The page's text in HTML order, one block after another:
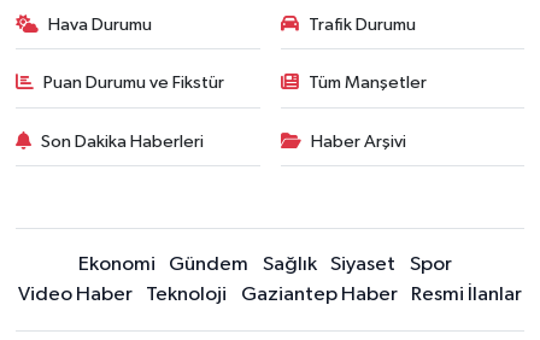
Hava Durumu Trafik Durumu
Puan Durumu ve Fikstür Tüm Manşetler
Son Dakika Haberleri Haber Arşivi
Ekonomi Gündem Sağlık Siyaset
Spor
Video Haber
Teknoloji Gaziantep Haber Resmi İlanlar